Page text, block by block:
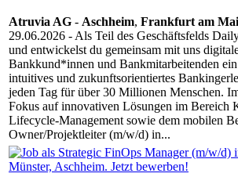
Atruvia AG - Aschheim, Frankfurt am
29.06.2026 - Als Teil des Geschäftsfelds
und entwickelst du gemeinsam mit uns
Bankkund*innen und Bankmitarbeitenden
intuitives und zukunftsorientiertes
jeden Tag für über 30 Millionen Menschen.
Fokus auf innovativen Lösungen im Bereich
Lifecycle-Management sowie dem mobilen
Owner/Projektleiter (m/w/d) in...